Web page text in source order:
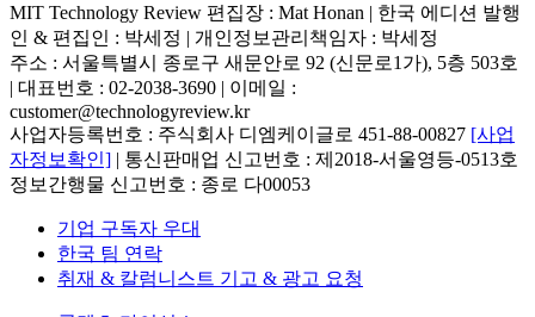
MIT Technology Review 편집장 : Mat Honan | 한국 에디션 발행
인 & 편집인 : 박세정 | 개인정보관리책임자 : 박세정
주소 : 서울특별시 종로구 새문안로 92 (신문로1가), 5층 503호
| 대표번호 : 02-2038-3690 | 이메일 :
customer@technologyreview.kr
사업자등록번호 : 주식회사 디엠케이글로 451-88-00827 [사업
자정보확인] | 통신판매업 신고번호 : 제2018-서울영등-0513호
정보간행물 신고번호 : 종로 다00053
기업 구독자 우대
한국 팀 연락
취재 & 칼럼니스트 기고 & 광고 요청